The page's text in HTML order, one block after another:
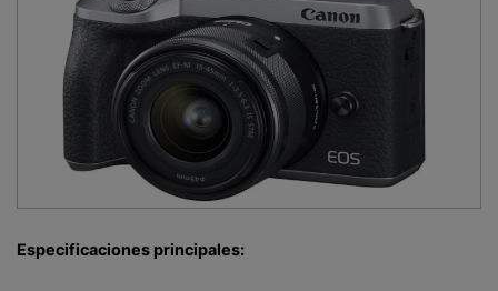
Especificaciones principales: